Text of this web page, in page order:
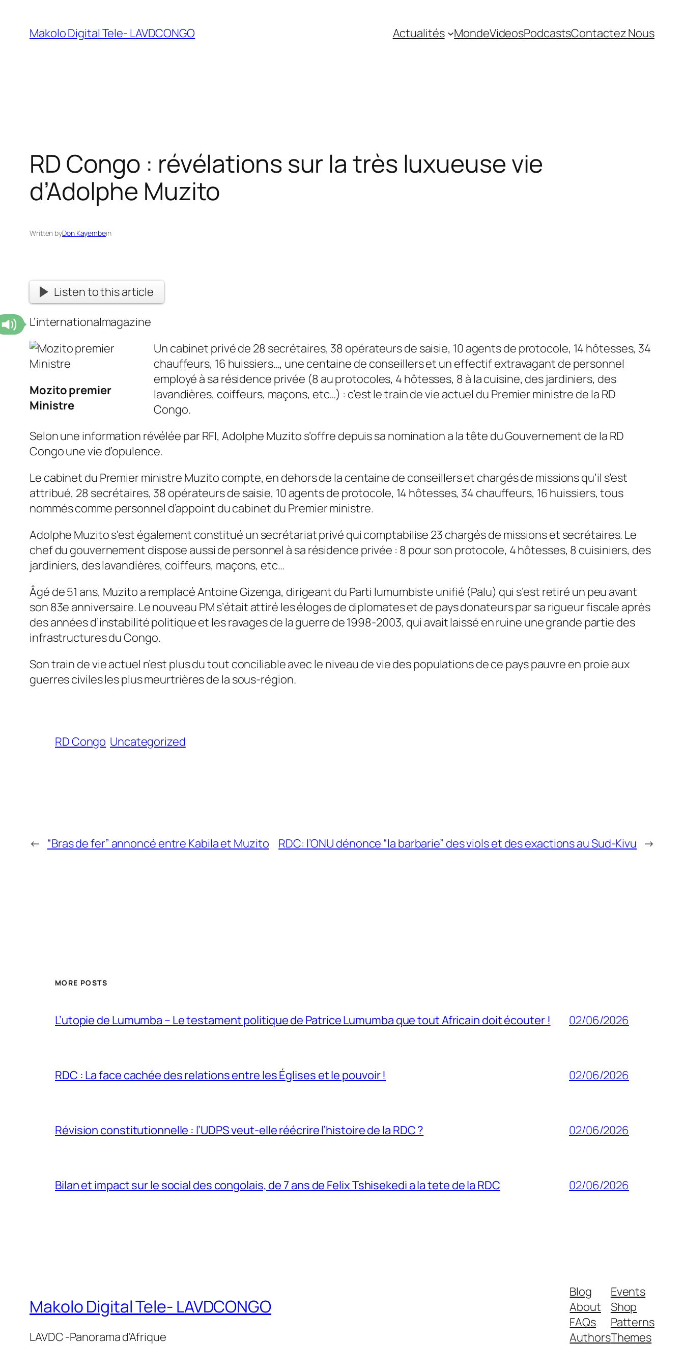
Makolo Digital Tele- LAVDCONGO Actualités MondeVideosPodcastsContactez Nous
RD Congo : révélations sur la très luxueuse vie
d’Adolphe Muzito
Written byDon Kayembein
Listen to this article
L’internationalmagazine
Mozito premier
Ministre
Un cabinet privé de 28 secrétaires, 38 opérateurs de saisie, 10 agents de protocole, 14 hôtesses, 34
chauffeurs, 16 huissiers…, une centaine de conseillers et un effectif extravagant de personnel
employé à sa résidence privée (8 au protocoles, 4 hôtesses, 8 à la cuisine, des jardiniers, des
lavandières, coiffeurs, maçons, etc…) : c’est le train de vie actuel du Premier ministre de la RD
Congo.
Selon une information révélée par RFI, Adolphe Muzito s’offre depuis sa nomination a la tête du Gouvernement de la RD
Congo une vie d’opulence.
Le cabinet du Premier ministre Muzito compte, en dehors de la centaine de conseillers et chargés de missions qu’il s’est
attribué, 28 secrétaires, 38 opérateurs de saisie, 10 agents de protocole, 14 hôtesses, 34 chauffeurs, 16 huissiers, tous
nommés comme personnel d’appoint du cabinet du Premier ministre.
Adolphe Muzito s’est également constitué un secrétariat privé qui comptabilise 23 chargés de missions et secrétaires. Le
chef du gouvernement dispose aussi de personnel à sa résidence privée : 8 pour son protocole, 4 hôtesses, 8 cuisiniers, des
jardiniers, des lavandières, coiffeurs, maçons, etc…
Âgé de 51 ans, Muzito a remplacé Antoine Gizenga, dirigeant du Parti lumumbiste unifié (Palu) qui s’est retiré un peu avant
son 83e anniversaire. Le nouveau PM s’était attiré les éloges de diplomates et de pays donateurs par sa rigueur fiscale après
des années d’instabilité politique et les ravages de la guerre de 1998-2003, qui avait laissé en ruine une grande partie des
infrastructures du Congo.
Son train de vie actuel n’est plus du tout conciliable avec le niveau de vie des populations de ce pays pauvre en proie aux
guerres civiles les plus meurtrières de la sous-région.
RD Congo Uncategorized
← “Bras de fer” annoncé entre Kabila et Muzito RDC: l’ONU dénonce “la barbarie” des viols et des exactions au Sud-Kivu →
MORE POSTS
L’utopie de Lumumba – Le testament politique de Patrice Lumumba que tout Africain doit écouter ! 02/06/2026
RDC : La face cachée des relations entre les Églises et le pouvoir ! 02/06/2026
Révision constitutionnelle : l’UDPS veut-elle réécrire l’histoire de la RDC ? 02/06/2026
Bilan et impact sur le social des congolais, de 7 ans de Felix Tshisekedi a la tete de la RDC 02/06/2026
Makolo Digital Tele- LAVDCONGO
LAVDC -Panorama d'Afrique
Blog
About
FAQs
Authors
Events
Shop
Patterns
Themes